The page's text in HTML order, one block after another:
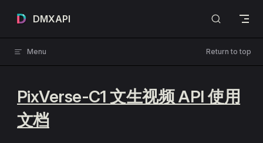
Skip to content
DMXAPI
Menu Return to top
PixVerse-C1 文生视频 API 使用
文档